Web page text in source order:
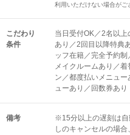
利用いただけない場合がご
こだわり
条件
当日受付OK／2名以
あり／2回目以降特典
ッフ在籍／完全予約
メイクルームあり／
ン／都度払いメニュ
ューあり／回数券あり
備考
※15分以上の遅刻は自
しのキャンセルの場